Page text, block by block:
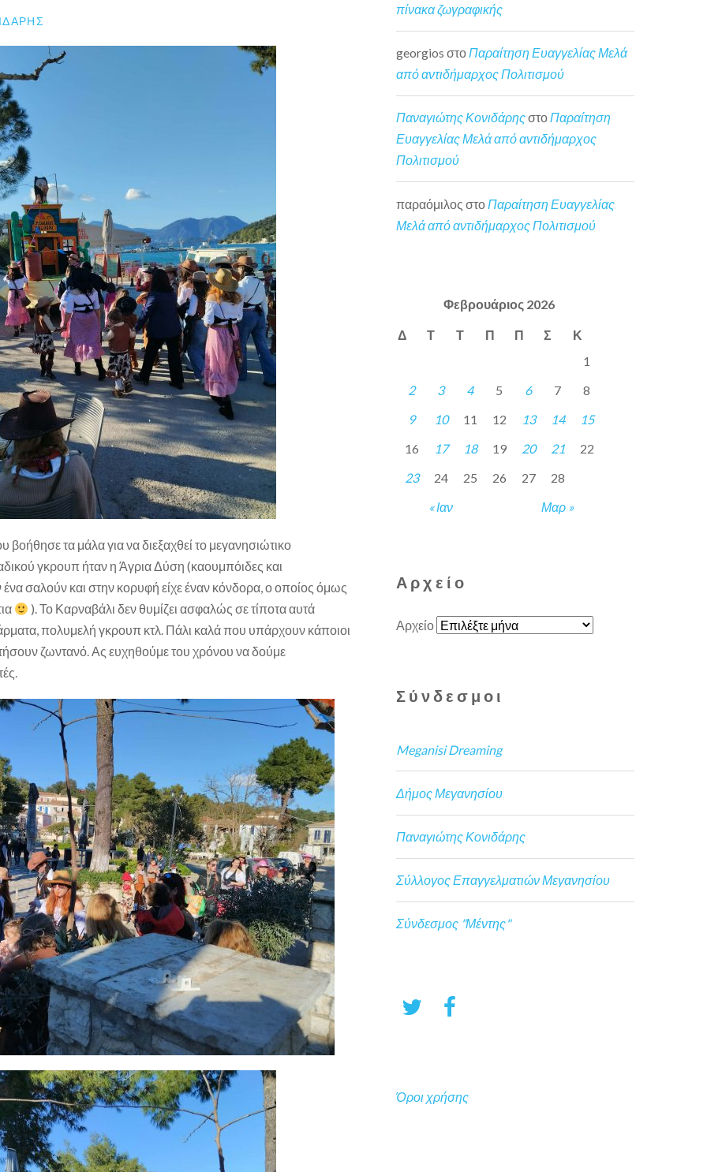
βοήθησε τα μάλα για να διεξαχθεί το μεγανησιώτικο
γκρουπ ήταν η Άγρια Δύση (καουμπόιδες και
σαλούν και στην κορυφή είχε έναν κόνδορα, ο οποίος όμως
). Το Καρναβάλι δεν θυμίζει ασφαλώς σε τίποτα αυτά
πολυμελή γκρουπ κτλ. Πάλι καλά που υπάρχουν κάποιοι
ζωντανό. Ας ευχηθούμε του χρόνου να δούμε
πίνακα ζωγραφικής
georgios στοΠαραίτηση Ευαγγελίας Μελά
από αντιδήμαρχος Πολιτισμού
Παναγιώτης ΚονιδάρηςστοΠαραίτηση
Ευαγγελίας Μελά από αντιδήμαρχος
Πολιτισμού
παραόμιλος στο Παραίτηση Ευαγγελίας
Μελά από αντιδήμαρχος Πολιτισμού
Φεβρουάριος 2026
Δ Τ Τ Π Π Σ Κ
« Ιαν Μαρ »
1
2
3 4 5 6 7
8
9
10 11 12 13 14
15
16
17 18 19 20 21
22
23
24 25 26 27 28
Αρχείο
Αρχείο
Σύνδεσμοι
Meganisi Dreaming
Δήμος Μεγανησίου
Παναγιώτης Κονιδάρης
Σύλλογος Επαγγελματιών Μεγανησίου
Σύνδεσμος "Μέντης"
Όροι χρήσης